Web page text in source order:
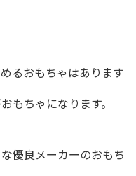
るおもちゃはあります
もちゃになります。
優良メーカーのおもち